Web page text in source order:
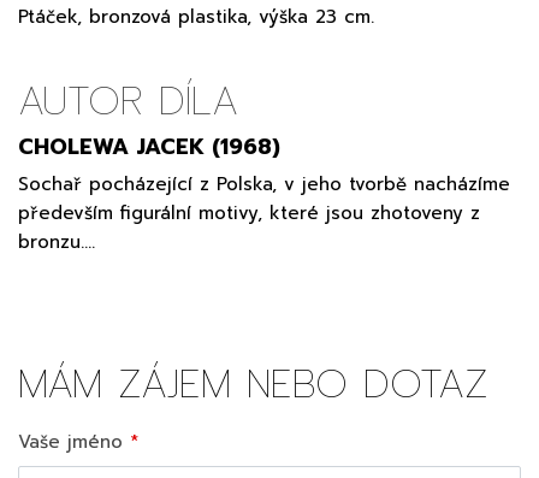
Ptáček, bronzová plastika, výška 23 cm.
AUTOR DÍLA
CHOLEWA JACEK (1968)
Sochař pocházející z Polska, v jeho tvorbě nacházíme
především figurální motivy, které jsou zhotoveny z
bronzu.…
MÁM ZÁJEM NEBO DOTAZ
Vaše jméno